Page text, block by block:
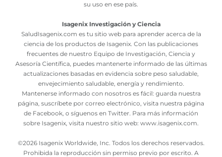
su uso en ese país.
Isagenix Investigación y Ciencia
SaludIsagenix.com es tu sitio web para aprender acerca de la
ciencia de los productos de Isagenix. Con las publicaciones
frecuentes de nuestro Equipo de Investigación, Ciencia y
Asesoría Científica, puedes mantenerte informado de las últimas
actualizaciones basadas en evidencia sobre peso saludable,
envejecimiento saludable, energía y rendimiento.
Mantenerse informado con nosotros es fácil: guarda nuestra
página, suscríbete por correo electrónico, visita nuestra página
de Facebook, o síguenos en Twitter. Para más información
sobre Isagenix, visita nuestro sitio web: www.isagenix.com.
©2026 Isagenix Worldwide, Inc. Todos los derechos reservados.
Prohibida la reproducción sin permiso previo por escrito. A